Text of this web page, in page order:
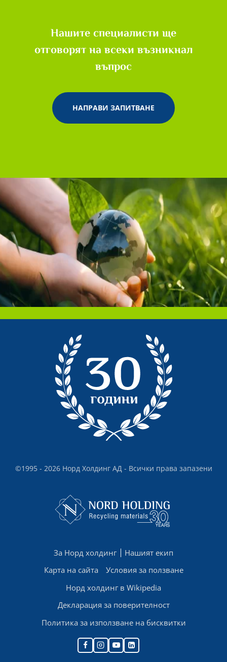
Нашите специалисти ще
отговорят на всеки възникнал
въпрос
НАПРАВИ ЗАПИТВАНЕ
©1995 - 2026 Норд Холдинг АД - Всички права запазени
За Норд холдинг
Нашият екип
Карта на сайта
Условия за ползване
Норд холдинг в Wikipedia
Декларация за поверителност
Политика за използване на бисквитки